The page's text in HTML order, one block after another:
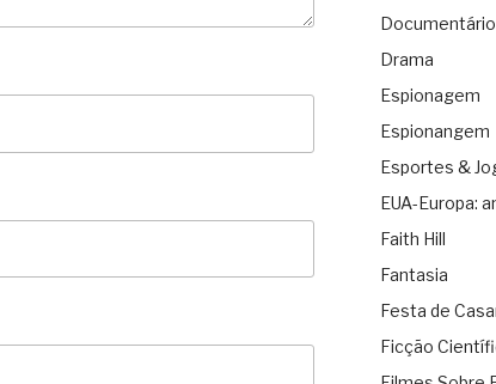
Documentário
Drama
Espionagem
Espionangem
Esportes &
EUA-Europa:
Faith Hill
Fantasia
Festa de
Ficção